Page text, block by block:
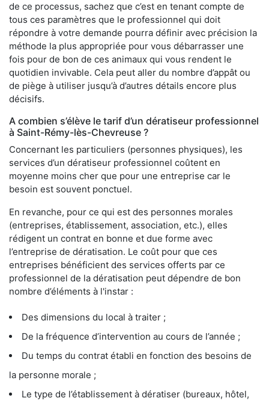
de ce processus, sachez que c’est en tenant compte de
tous ces paramètres que le professionnel qui doit
répondre à votre demande pourra définir avec précision la
méthode la plus appropriée pour vous débarrasser une
fois pour de bon de ces animaux qui vous rendent le
quotidien invivable. Cela peut aller du nombre d’appât ou
de piège à utiliser jusqu’à d’autres détails encore plus
décisifs.
A combien s’élève le tarif d’un dératiseur professionnel
à Saint-Rémy-lès-Chevreuse ?
Concernant les particuliers (personnes physiques), les
services d’un dératiseur professionnel coûtent en
moyenne moins cher que pour une entreprise car le
besoin est souvent ponctuel.
En revanche, pour ce qui est des personnes morales
(entreprises, établissement, association, etc.), elles
rédigent un contrat en bonne et due forme avec
l’entreprise de dératisation. Le coût pour que ces
entreprises bénéficient des services offerts par ce
professionnel de la dératisation peut dépendre de bon
nombre d’éléments à l'instar :
Des dimensions du local à traiter ;
De la fréquence d’intervention au cours de l’année ;
Du temps du contrat établi en fonction des besoins de
la personne morale ;
Le type de l’établissement à dératiser (bureaux, hôtel,